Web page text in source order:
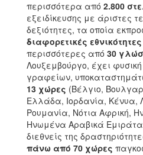
περισσότερα από 2.800
εξειδίκευσης με άριστες
δεξιότητες, τα οποία
διαφορετικές εθνικότητες
περισσότερες από 30
Λουξεμβούργο, έχει
γραφείων,
13 χώρες (Βέλγιο,
Ελλάδα, Ιορδανία, Κένυα,
Ρουμανία, Νότια Αφρική,
Ηνωμένα Αραβικά Εμιράτα
διεθνείς της
πάνω από 70 χώρες